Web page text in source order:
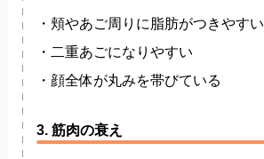
・頬やあご周りに脂肪がつきやすい
・二重あごになりやすい
・顔全体が丸みを帯びている
3. 筋肉の衰え